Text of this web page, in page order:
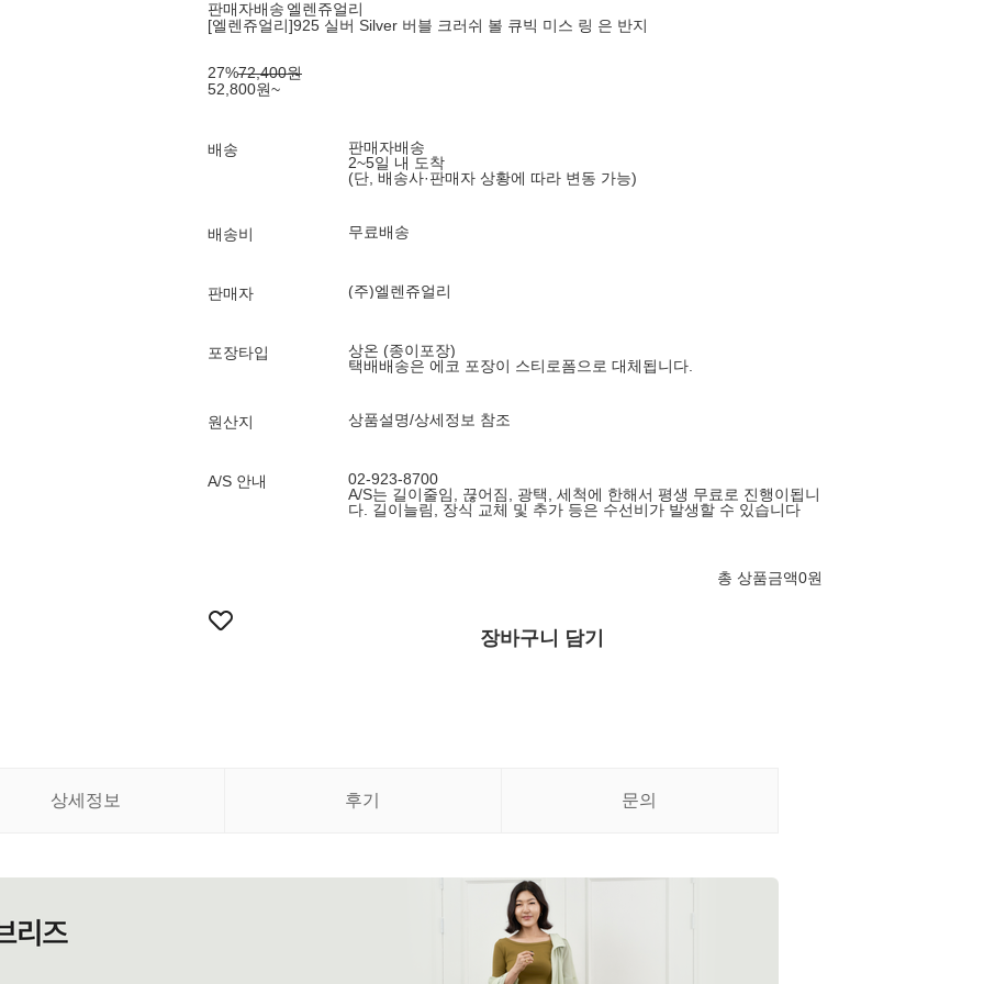
판매자배송 엘렌쥬얼리
[엘렌쥬얼리]925 실버 Silver 버블 크러쉬 볼 큐빅 미스 링 은 반지
27%72,400원
52,800원~
배송
판매자배송
2~5일 내 도착
(단, 배송사·판매자 상황에 따라 변동 가능)
배송비 무료배송
판매자 (주)엘렌쥬얼리
포장타입
상온 (종이포장)
택배배송은 에코 포장이 스티로폼으로 대체됩니다.
원산지 상품설명/상세정보 참조
A/S 안내
02-923-8700
A/S는 길이줄임, 끊어짐, 광택, 세척에 한해서 평생 무료로 진행이됩니
다. 길이늘림, 장식 교체 및 추가 등은 수선비가 발생할 수 있습니다
총 상품금액0원
장바구니 담기
상세정보 후기 문의